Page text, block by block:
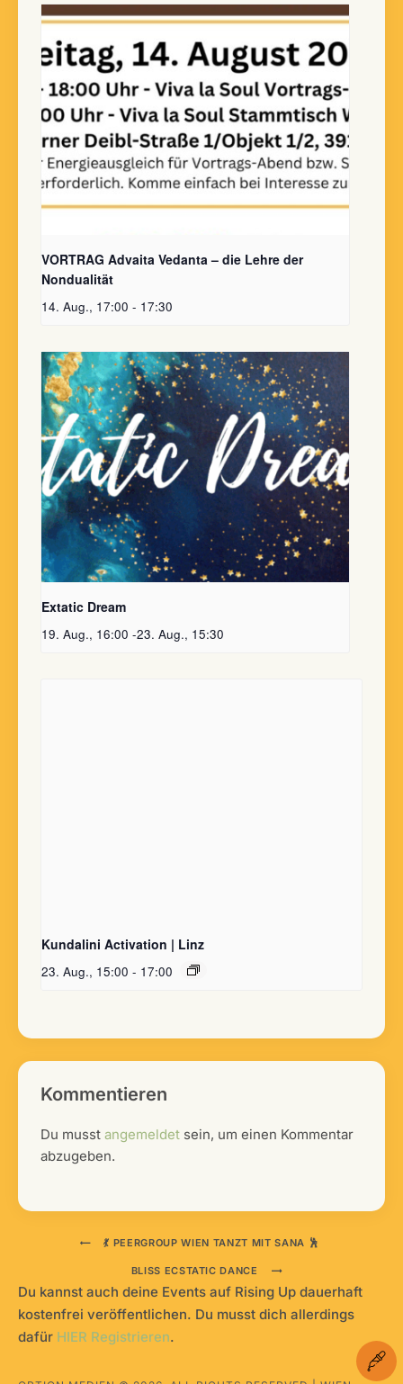
VORTRAG Advaita Vedanta – die Lehre der
Nondualität
14. Aug., 17:00 - 17:30
Extatic Dream
19. Aug., 16:00 -23. Aug., 15:30
Kundalini Activation | Linz
23. Aug., 15:00 - 17:00
Kommentieren
Du musst angemeldet sein, um einen Kommentar
abzugeben.
💃 PEERGROUP WIEN TANZT MIT SANA 🕺
BLISS ECSTATIC DANCE
Du kannst auch deine Events auf Rising Up dauerhaft
kostenfrei veröffentlichen. Du musst dich allerdings
dafür HIER Registrieren.